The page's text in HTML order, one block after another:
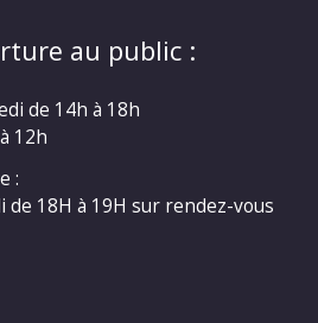
au public :
de 14h à 18h
12h
:
de 18H à 19H sur rendez-vous